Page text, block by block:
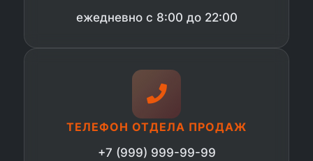
ежедневно с 8:00 до 22:00
ТЕЛЕФОН ОТДЕЛА ПРОДАЖ
+7 (999) 999-99-99